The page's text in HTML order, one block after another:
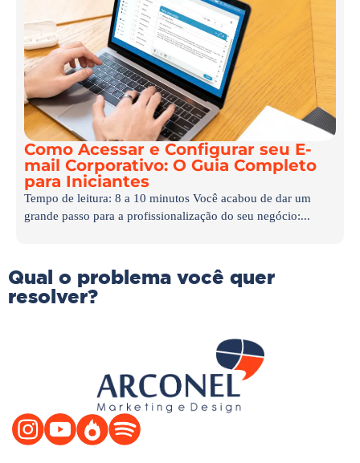
Como Acessar e Configurar seu E-
mail Corporativo: O Guia Completo
para Iniciantes
Tempo de leitura: 8 a 10 minutos Você acabou de dar um
grande passo para a profissionalização do seu negócio:...
Qual o problema você quer
resolver?